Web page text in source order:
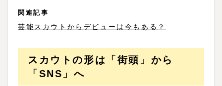
関連記事
芸能スカウトからデビューは今もある？
スカウトの形は「街頭」から
「SNS」へ